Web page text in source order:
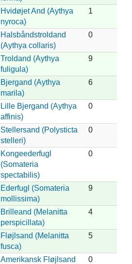
Hvidøjet And (Aythya
nyroca)
1
Halsbåndstroldand
(Aythya collaris)
0
Troldand (Aythya
fuligula)
9
Bjergand (Aythya
marila)
6
Lille Bjergand (Aythya
affinis)
0
Stellersand (Polysticta
stelleri)
0
Kongeederfugl
(Somateria
spectabilis)
0
Ederfugl (Somateria
mollissima)
9
Brilleand (Melanitta
perspicillata)
4
Fløjlsand (Melanitta
fusca)
5
Amerikansk Fløjlsand
0